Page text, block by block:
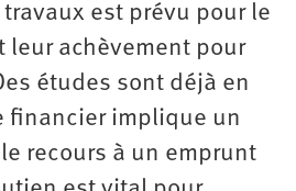
travaux est prévu pour le
leur achèvement pour
études sont déjà en
financier implique un
recours à un emprunt